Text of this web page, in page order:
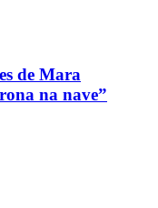
de Mara
na nave”